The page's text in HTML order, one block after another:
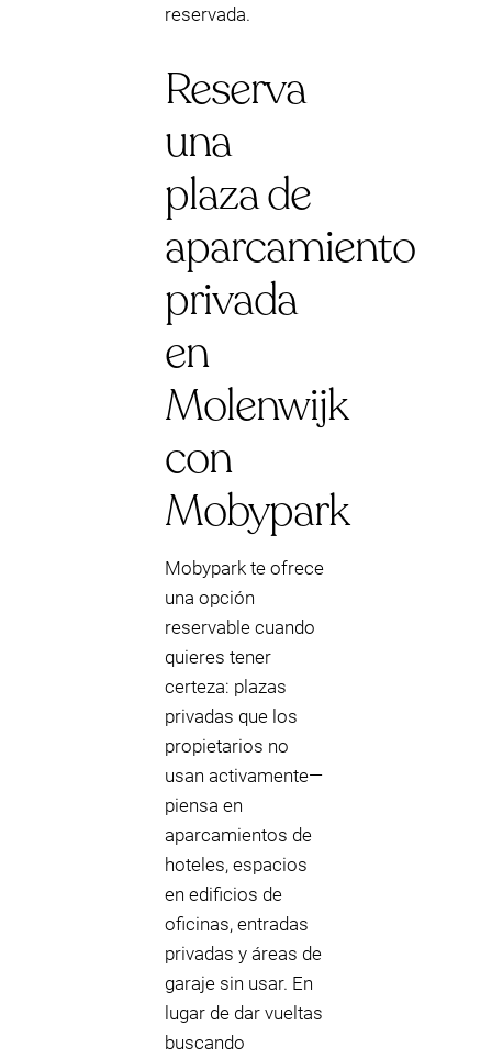
reservada.
Reserva
una
plaza de
aparcamiento
privada
en
Molenwijk
con
Mobypark
Mobypark te ofrece
una opción
reservable cuando
quieres tener
certeza: plazas
privadas que los
propietarios no
usan activamente—
piensa en
aparcamientos de
hoteles, espacios
en edificios de
oficinas, entradas
privadas y áreas de
garaje sin usar. En
lugar de dar vueltas
buscando